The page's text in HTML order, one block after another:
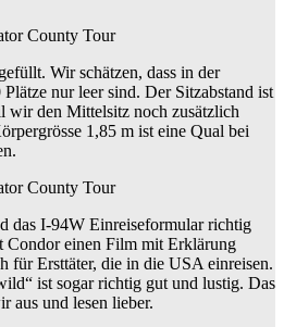
Wir schätzen, dass in der
nur leer sind. Der Sitzabstand ist
wir den Mittelsitz noch zusätzlich
1,85 m ist eine Qual bei
das I-94W Einreiseformular richtig
Condor einen Film mit Erklärung
für Ersttäter, die in die USA einreisen.
ist sogar richtig gut und lustig. Das
aus und lesen lieber.